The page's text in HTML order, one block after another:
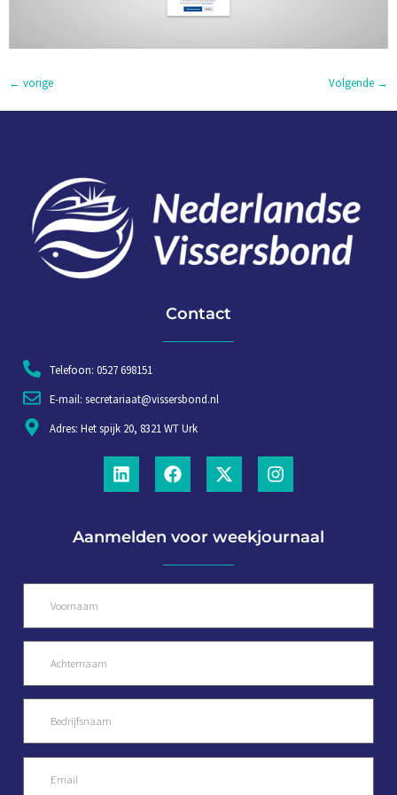
← vorige Volgende →
Contact
Telefoon: 0527 698151
E-mail: secretariaat@vissersbond.nl
Adres: Het spijk 20, 8321 WT Urk
Aanmelden voor weekjournaal